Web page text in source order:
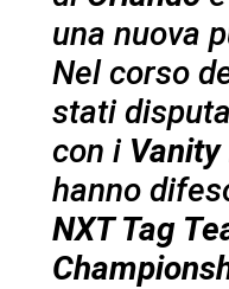
una nuova
Nel corso
stati
con i
hanno
NXT Tag